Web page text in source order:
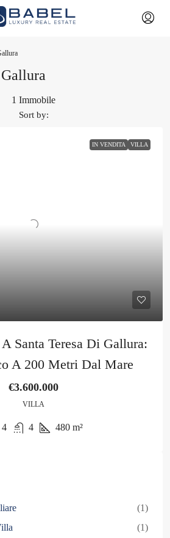
1 Immobile
Sort by:
IN VENDITA VILLA
Santa Teresa Di Gallura:
A 200 Metri Dal Mare
€3.600.000
VILLA
4 4 480 m²
(1)
(1)